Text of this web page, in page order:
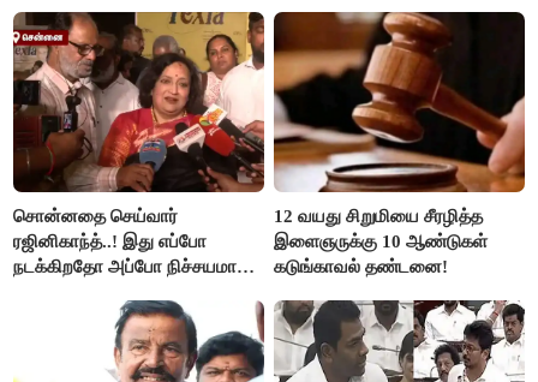
சொன்னதை செய்வார்
ரஜினிகாந்த்..! இது எப்போ
நடக்கிறதோ அப்போ நிச்சயமாக
ரஜினிகாந்த்..!
12 வயது சிறுமியை சீரழித்த
இளைஞருக்கு 10 ஆண்டுகள்
கடுங்காவல் தண்டனை!